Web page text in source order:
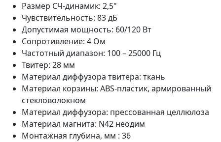
Размер СЧ-динамик: 2,5"
Чувствительность: 83 дБ
Допустимая мощность: 60/120 Вт
Сопротивление: 4 Ом
Частотный диапазон: 100 – 25000 Гц
Твитер: 28 мм
Материал диффузора твитера: ткань
Материал корзины: ABS-пластик, армированный
стекловолокном
Материал диффузора: прессованная целлюлоза
Материал магнита: N42 неодим
Монтажная глубина, мм : 36